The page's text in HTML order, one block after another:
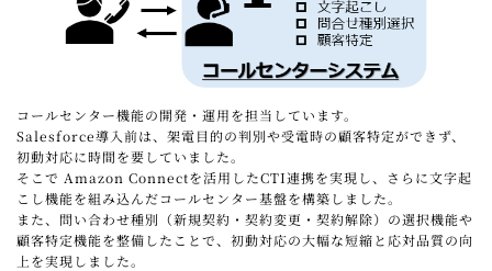
コールセンター機能の開発・運用を担当しています。
Salesforce導入前は、架電目的の判別や受電時の顧客特定ができず、
初動対応に時間を要していました。
そこで Amazon Connectを活用したCTI連携を実現し、さらに文字起
こし機能を組み込んだコールセンター基盤を構築しました。
また、問い合わせ種別（新規契約・契約変更・契約解除）の選択機能や
顧客特定機能を整備したことで、初動対応の大幅な短縮と応対品質の向
上を実現しました。